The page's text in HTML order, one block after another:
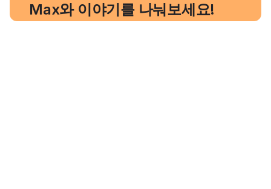
Max와 이야기를 나눠보세요!